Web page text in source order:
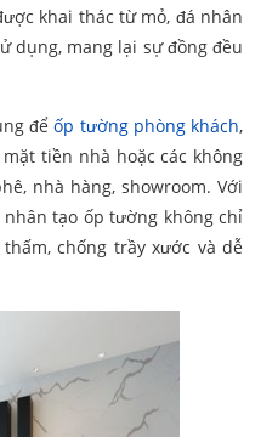
khai thác từ mỏ, đá nhân
dụng, mang lại sự đồng đều
đểốp tường phòng khách,
tiền nhà hoặc các không
nhà hàng, showroom. Với
tạo ốp tường không chỉ
chống trầy xước và dễ